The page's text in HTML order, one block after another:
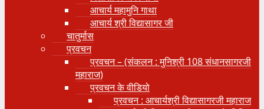
आचार्य महामुनि गाथा
आचार्य श्री विद्यासागर जी
चातुर्मास
प्रवचन
प्रवचन – (संकलन : मुनिश्री 108 संधानसागरजी
महाराज)
प्रवचन के वीडियो
प्रवचन : आचार्यश्री ‍विद्यासागरजी महाराज